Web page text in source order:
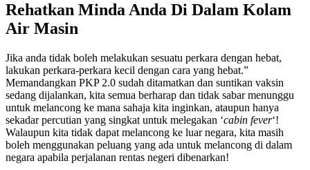
Rehatkan Minda Anda Di Dalam Kolam
Air Masin
Jika anda tidak boleh melakukan sesuatu perkara dengan hebat,
lakukan perkara-perkara kecil dengan cara yang hebat.”
Memandangkan PKP 2.0 sudah ditamatkan dan suntikan vaksin
sedang dijalankan, kita semua berharap dan tidak sabar menunggu
untuk melancong ke mana sahaja kita inginkan, ataupun hanya
sekadar percutian yang singkat untuk melegakan ‘cabin fever‘!
Walaupun kita tidak dapat melancong ke luar negara, kita masih
boleh menggunakan peluang yang ada untuk melancong di dalam
negara apabila perjalanan rentas negeri dibenarkan!